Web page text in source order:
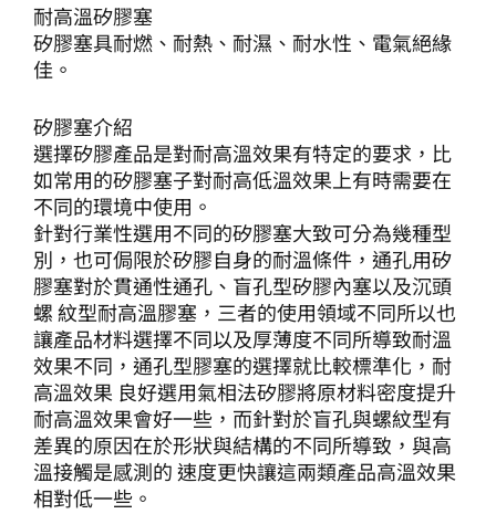
耐高溫矽膠塞
矽膠塞具耐燃、耐熱、耐濕、耐水性、電氣絕緣
佳。
矽膠塞介紹
選擇矽膠產品是對耐高溫效果有特定的要求，比
如常用的矽膠塞子對耐高低溫效果上有時需要在
不同的環境中使用。
針對行業性選用不同的矽膠塞大致可分為幾種型
別，也可侷限於矽膠自身的耐溫條件，通孔用矽
膠塞對於貫通性通孔、盲孔型矽膠內塞以及沉頭
螺 紋型耐高溫膠塞，三者的使用領域不同所以也
讓產品材料選擇不同以及厚薄度不同所導致耐溫
效果不同，通孔型膠塞的選擇就比較標準化，耐
高溫效果 良好選用氣相法矽膠將原材料密度提升
耐高溫效果會好一些，而針對於盲孔與螺紋型有
差異的原因在於形狀與結構的不同所導致，與高
溫接觸是感測的 速度更快讓這兩類產品高溫效果
相對低一些。